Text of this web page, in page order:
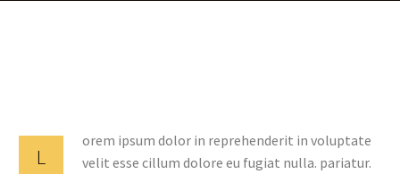
L
orem ipsum dolor in reprehenderit in voluptate
velit esse cillum dolore eu fugiat nulla. pariatur.